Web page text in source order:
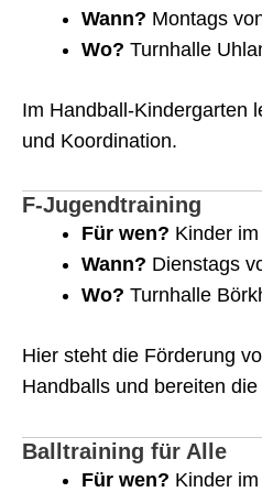
Wann? Montags
Wo? Turnhalle
Im Handball-Kindergarten
und Koordination.
F-Jugendtraining
Für wen? Kinder
Wann? Dienstags
Wo? Turnhalle
Hier steht die Förderung
Handballs und bereiten
Balltraining für Alle
Für wen? Kinder